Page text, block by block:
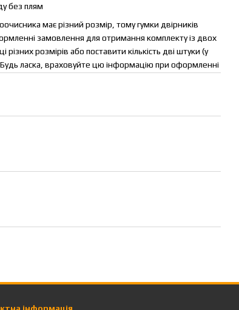
без плям
має різний розмір, тому гумки двірників
замовлення для отримання комплекту із двох
розмірів або поставити кількість дві штуки (у
Будь ласка, враховуйте цю інформацію при оформленні